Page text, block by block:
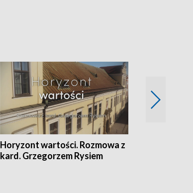
Horyzont wartości. Rozmowa z
kard. Grzegorzem Rysiem